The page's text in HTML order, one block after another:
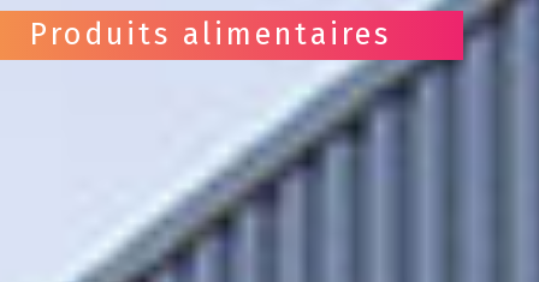
Produits alimentaires